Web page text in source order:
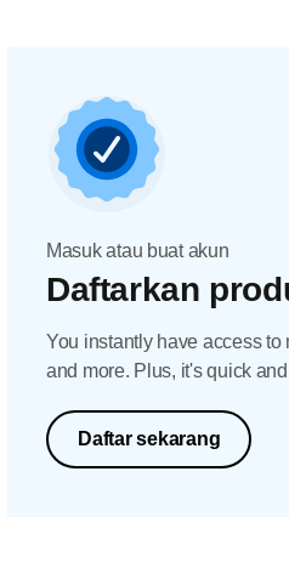
Masuk atau buat akun
Daftarkan
You instantly have access
and more. Plus, it's quick
Daftar sekarang